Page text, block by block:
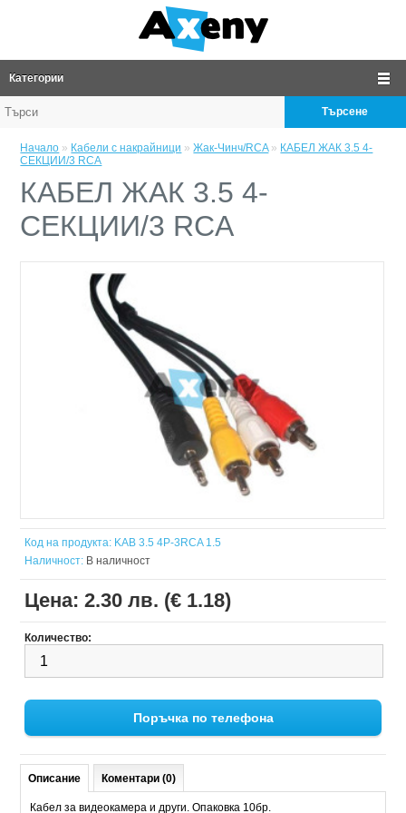
Категории
Търсене
Начало » Кабели с накрайници »Жак-Чинч/RCA» КАБЕЛ ЖАК 3.5 4-
СЕКЦИИ/3 RCA
КАБЕЛ ЖАК 3.5 4-
СЕКЦИИ/3 RCA
Код на продукта: KAB 3.5 4P-3RCA 1.5
Наличност: В наличност
Цена:2.30 лв. (€ 1.18)
Количество:
Поръчка по телефона
Описание Коментари (0)
Кабел за видеокамера и други. Опаковка 10бр.